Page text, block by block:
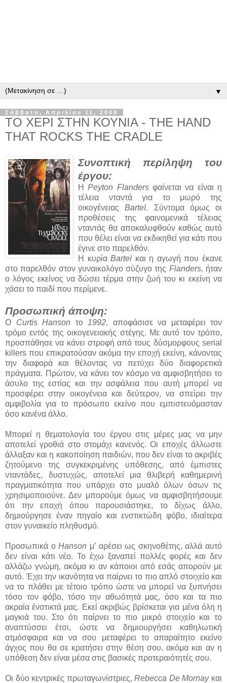
▼
Σάββατο, Απριλίου 11, 2009
ΤΟ ΧΕΡΙ ΣΤΗΝ ΚΟΥΝΙΑ - THE HAND
THAT ROCKS THE CRADLE
Συνοπτική περίληψη του
έργου:
ΗPeyton Flandersφαίνεται να είναι η
τέλεια νταντά για το μωρό της
οικογένειαςBartel. Σύντομα όμως οι
προθέσεις της φαινομενικά τέλειας
νταντάς θα αποκαλυφθούν καθώς αυτό
που θέλει είναι να εκδικηθεί για κάτι που
έγινε στο παρελθόν.
Η κυρίαBartel και η αγωγή που έκανε
στο παρελθόν στον γυναικολόγο σύζυγο της Flanders, ήταν
ο λόγος εκείνος να δώσει τέρμα στην ζωή του κι εκείνη να
χάσει το παιδί που περίμενε.
Προσωπική άποψη:
Ο Curtis Hanson το 1992, αποφάσισε να μεταφέρει τον
τρόμο εντός της οικογενειακής στέγης. Με αυτό τον τρόπο,
προσπάθησε να κάνει στροφή από τους δύσμορφους serial
killers που επικρατούσαν ακόμα την εποχή εκείνη, κάνοντας
την διαφορά και θέλοντας να πετύχει δύο διαφορετικά
πράγματα. Πρώτον, να κάνει τον κόσμο να αμφισβητήσει το
άσυλο της εστίας και την ασφάλεια που αυτή μπορεί να
προσφέρει στην οικογένεια και δεύτερον, να σπείρει την
αμφιβολία για το πρόσωπο εκείνο που εμπιστευόμασταν
όσο κανένα άλλο.
Μπορεί η θεματολογία του έργου στις μέρες μας να μην
αποτελεί γροθιά στο στομάχι κανενός. Οι εποχές άλλωστε
άλλαξαν και η κακοποίηση παιδιών, που δεν είναι το ακριβές
ζητούμενο της συγκεκριμένης υπόθεσης, από έμπιστες
νταντάδες, δυστυχώς, αποτελεί μια θλιβερή καθημερινή
πραγματικότητα που υπάρχει στο μυαλό όλων όσων τις
χρησιμοποιούνε. Δεν μπορούμε όμως να αμφισβητήσουμε
ότι την εποχή όπου παρουσιάστηκε, το δίχως άλλο,
δημιούργησε έναν πηγαίο και ενστικτώδη φόβο, ιδιαίτερα
στον γυναικείο πληθυσμό.
Προσωπικά οHanson μ’ αρέσει ως σκηνοθέτης, αλλά αυτό
δεν είναι κάτι νέο. Το έχω ξαναπεί πολλές φορές και δεν
αλλάζω γνώμη, ακόμα κι αν κάποιοι από εσάς απορούν με
αυτό. Έχει την ικανότητα να παίρνει το πιο απλό στοιχείο και
να το πλάθει με τέτοιο τρόπο ώστε να μπορεί να ξυπνήσει
τόσο τον φόβο, τόσο την αθωότητά μας, όσο και τα πιο
ακραία ένστικτά μας. Εκεί ακριβώς βρίσκεται για μένα όλη η
μαγκιά του. Στο ότι παίρνει το πιο μικρό στοιχείο και το
αναπτύσσει έτσι, ώστε να δημιουργήσει καθηλωτική
ατμόσφαιρα και να σου μεταφέρει το απαραίτητο εκείνο
άγχος που θα σε κρατήσει στην θέση σου, ακόμα και αν η
υπόθεση δεν είναι μέσα στις βασικές προτεραιότητές σου.
Οι δύο κεντρικές πρωταγωνίστριες, Rebecca De Mornayκαι